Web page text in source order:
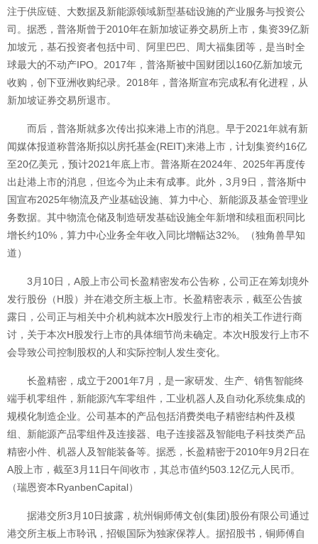
注于供应链、大数据及新能源领域新型基础设施的产业服务与投资公
司。据悉，普洛斯曾于2010年在新加坡证券交易所上市，集资39亿新
加坡元，基石投资者包括中司、阿里巴巴、周大福集团等，是当时全
球最大的不动产IPO。2017年，普洛斯被中国财团以160亿新加坡元
收购，创下亚洲收购纪录。2018年，普洛斯宣布完成私有化进程，从
新加坡证券交易所退市。
而后，普洛斯就多次传出拟来港上市的消息。早于2021年就有新
闻媒体报道称普洛斯拟以房托基金(REIT)来港上市，计划集资约16亿
至20亿美元，预计2021年底上市。普洛斯在2024年、2025年再度传
出赴港上市的消息，但迄今为止未有成事。此外，3月9日，普洛斯中
国宣布2025年物流及产业基础设施、算力中心、新能源及基金管理业
务数据。其中物流仓储及制造研发基础设施全年新增和续租面积同比
增长约10%，算力中心业务全年收入同比增幅达32%。（独角兽早知
道）
3月10日，A股上市公司长盈精密发布公告称，公司正在筹划境外
发行股份（H股）并在港交所主板上市。长盈精密表示，截至公告披
露日，公司正与相关中介机构就本次H股发行上市的相关工作进行商
讨，关于本次H股发行上市的具体细节尚未确定。本次H股发行上市不
会导致公司控制股权的人和实际控制人发生变化。
长盈精密，成立于2001年7月，是一家研发、生产、销售智能终
端手机零组件，新能源汽车零组件，工业机器人及自动化系统集成的
规模化制造企业。公司基本的产品包括消费类电子精密结构件及模
组、新能源产品零组件及连接器、电子连接器及智能电子科技类产品
精密小件、机器人及智能装备等。据悉，长盈精密于2010年9月2日在
A股上市，截至3月11日午间收市，其总市值约503.12亿元人民币。
（瑞恩资本RyanbenCapital）
据港交所3月10日披露，杭州铜师傅文创(集团)股份有限公司通过
港交所主板上市聆讯，招银国际为独家保荐人。据招股书，铜师傅自